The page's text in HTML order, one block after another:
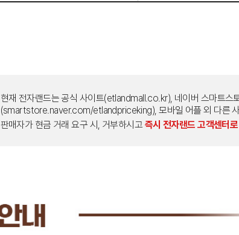
현재 전자랜드는 공식 사이트(etlandmall.co.kr), 네이버 스마트스
(smartstore.naver.com/etlandpriceking), 모바일 어플 외 다른
판매자가 현금 거래 요구 시, 거부하시고 즉시 전자랜드 고객센터